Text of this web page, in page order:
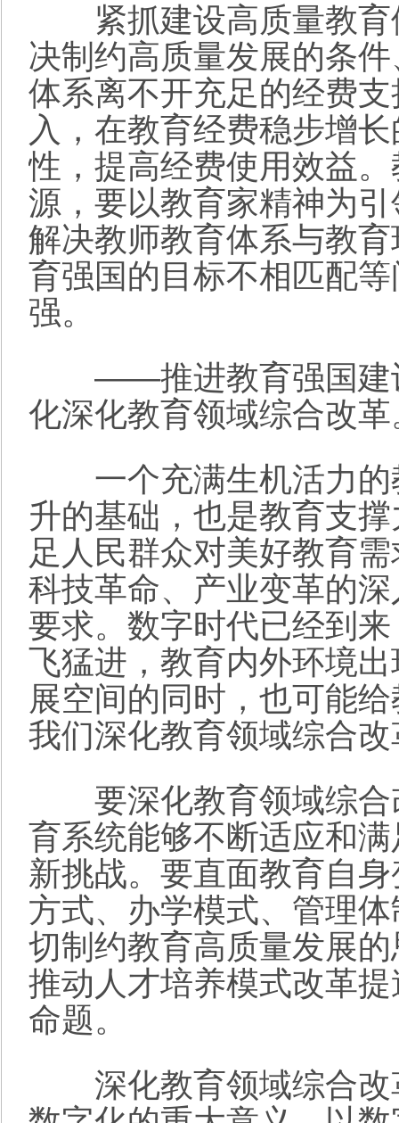
紧抓建设高质量教育
决制约高质量发展的条
体系离不开充足的经费
入，在教育经费稳步增
性，提高经费使用效益
源，要以教育家精神为
解决教师教育体系与教
育强国的目标不相匹配
强。
——推进教育强国建设
化深化教育领域综合改革
一个充满生机活力的
升的基础，也是教育支
足人民群众对美好教育
科技革命、产业变革的
要求。数字时代已经到
飞猛进，教育内外环境
展空间的同时，也可能
我们深化教育领域综合
要深化教育领域综合
育系统能够不断适应和
新挑战。要直面教育自
方式、办学模式、管理
切制约教育高质量发展
推动人才培养模式改革
命题。
深化教育领域综合改